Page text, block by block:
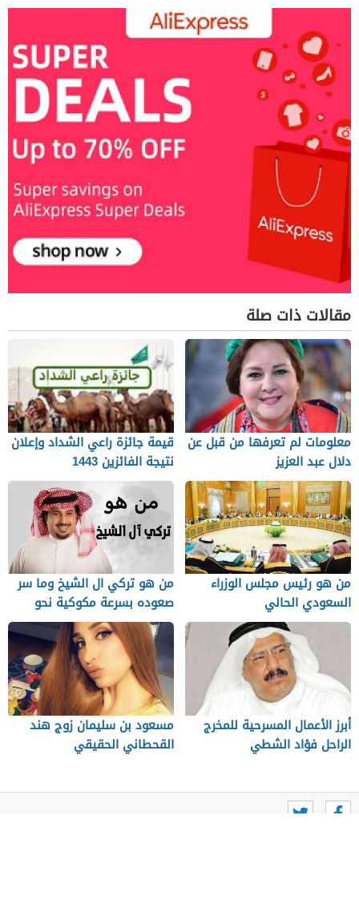
مقالات ذات صلة
معلومات لم تعرفها من قبل عن
دلال عبد العزيز
قيمة جائزة راعي الشداد وإعلان
نتيجة الفائزين 1443
من هو رئيس مجلس الوزراء
السعودي الحالي
من هو تركي ال الشيخ وما سر
صعوده بسرعة مكوكية نحو
القمة
أبرز الأعمال المسرحية للمخرج
الراحل فؤاد الشطي
مسعود بن سليمان زوج هند
القحطاني الحقيقي